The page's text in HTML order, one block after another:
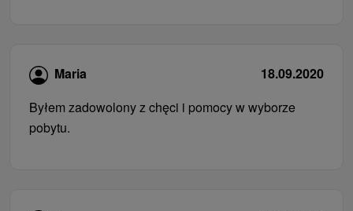
Maria
18.09.2020
Byłem zadowolony z chęci i pomocy w wyborze
pobytu.